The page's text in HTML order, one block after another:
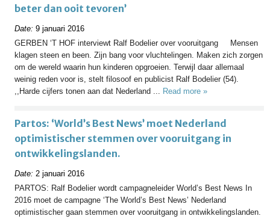
beter dan ooit tevoren’
Date: 9 januari 2016
GERBEN ‘T HOF interviewt Ralf Bodelier over vooruitgang Mensen
klagen steen en been. Zijn bang voor vluchtelingen. Maken zich zorgen
om de wereld waarin hun kinderen opgroeien. Terwijl daar allemaal
weinig reden voor is, stelt filosoof en publicist Ralf Bodelier (54).
,,Harde cijfers tonen aan dat Nederland ... Read more »
Partos: ‘World’s Best News’ moet Nederland
optimistischer stemmen over vooruitgang in
ontwikkelingslanden.
Date: 2 januari 2016
PARTOS: Ralf Bodelier wordt campagneleider World’s Best News In
2016 moet de campagne ‘The World’s Best News’ Nederland
optimistischer gaan stemmen over vooruitgang in ontwikkelingslanden.